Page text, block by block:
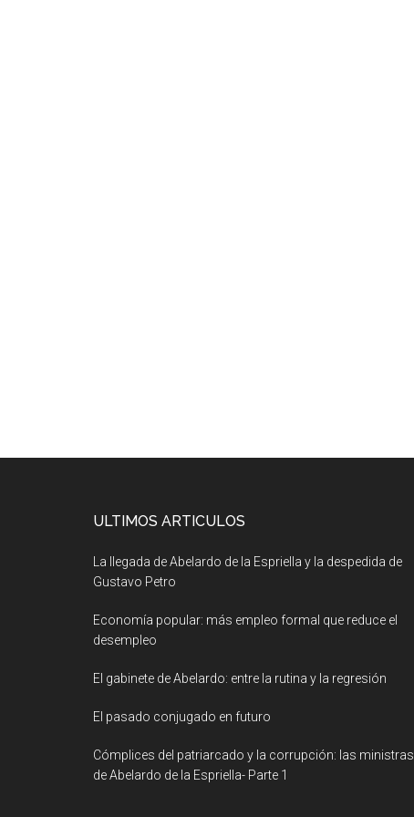
ULTIMOS ARTICULOS
La llegada de Abelardo de la Espriella y la despedida de
Gustavo Petro
Economía popular: más empleo formal que reduce el
desempleo
El gabinete de Abelardo: entre la rutina y la regresión
El pasado conjugado en futuro
Cómplices del patriarcado y la corrupción: las ministras
de Abelardo de la Espriella- Parte 1